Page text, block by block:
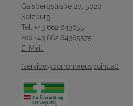
Gaisbergstraße 20, 5020
Salzburg
Tel. +43 662 643655
Fax +43 662 64365575
E-Mail
(service@borromaeuspoint.at)